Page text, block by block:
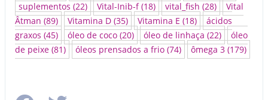
suplementos (22) Vital-Inib-f(18) vital_fish (28)
Vital
Âtman (89) Vitamina D (35) Vitamina E (18)
ácidos
graxos (45) óleo de coco (20) óleo de linhaça (22)
óleo
de peixe (81) óleos prensados a frio (74) ômega 3 (179)